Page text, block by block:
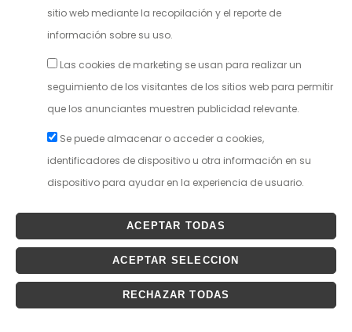
sitio web mediante la recopilación y el reporte de
información sobre su uso.
Las cookies de marketing se usan para realizar un
seguimiento de los visitantes de los sitios web para permitir
que los anunciantes muestren publicidad relevante.
Se puede almacenar o acceder a cookies,
identificadores de dispositivo u otra información en su
dispositivo para ayudar en la experiencia de usuario.
ACEPTAR TODAS
ACEPTAR SELECCION
RECHAZAR TODAS